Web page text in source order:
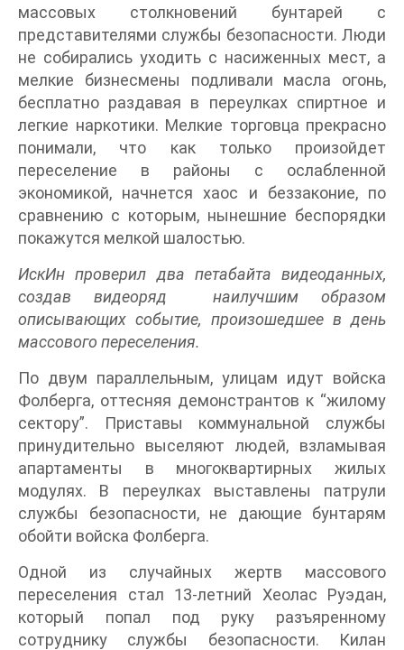
массовых столкновений бунтарей с
представителями службы безопасности. Люди
не собирались уходить с насиженных мест, а
мелкие бизнесмены подливали масла огонь,
бесплатно раздавая в переулках спиртное и
легкие наркотики. Мелкие торговца прекрасно
понимали, что как только произойдет
переселение в районы с ослабленной
экономикой, начнется хаос и беззаконие, по
сравнению с которым, нынешние беспорядки
покажутся мелкой шалостью.
ИскИн проверил два петабайта видеоданных,
создав видеоряд наилучшим образом
описывающих событие, произошедшее в день
массового переселения.
По двум параллельным, улицам идут войска
Фолберга, оттесняя демонстрантов к “жилому
сектору”. Приставы коммунальной службы
принудительно выселяют людей, взламывая
апартаменты в многоквартирных жилых
модулях. В переулках выставлены патрули
службы безопасности, не дающие бунтарям
обойти войска Фолберга.
Одной из случайных жертв массового
переселения стал 13-летний Хеолас Руэдан,
который попал под руку разъяренному
сотруднику службы безопасности. Килан